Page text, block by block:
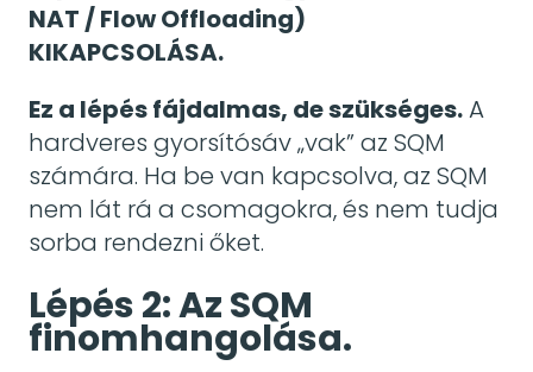
NAT / Flow Offloading)
KIKAPCSOLÁSA.
Ez a lépés fájdalmas, de szükséges.A
hardveres gyorsítósáv „vak” az SQM
számára. Ha be van kapcsolva, az SQM
nem lát rá a csomagokra, és nem tudja
sorba rendezni őket.
Lépés 2: Az SQM
finomhangolása.